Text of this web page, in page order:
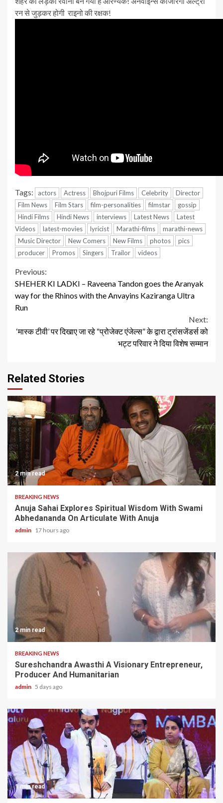
रन से जुड़कर होगी राइनो की रक्षक!
Tags: actors Actress Bhojpuri Films Celebrity
Director
Film News
Film Stars film-personalities filmstar
gossip
Hindi Films
Hindi News interviews Latest News
Latest
Videos
latest-movies lyricist Marathi-films
marathi-news
Music Director
New Comers New Films photos
pics
producer
Promos Singers Trailor videos
Continue
Reading
Previous:
SHEHER KI LADKI – Raveena Tandon goes the Aranyak
way for the Rhinos with the Anvayins Kaziranga Ultra
Run
Next:
‘मास्क टीवी’ पर दिखाए जा रहे “प्रोजेक्ट एंजेल्स” के द्वारा ट्रांसजेंडर्स को
भट्ट परिवार ने दिया विशेष सम्मान
Related Stories
2 min read
BREAKING NEWS
Anuja Sahai Explores Spiritual Wisdom With Swami
Abhedananda On Articulate With Anuja
admin 17 hours ago
2 min read
BREAKING NEWS
Sureshchandra Awasthi A Visionary Entrepreneur,
Producer And Humanitarian
admin 5 days ago
1 min read